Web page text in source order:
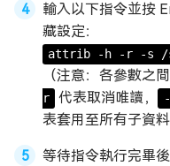
輸入以下指令並按
藏設定：
attrib -h -r -s
（注意：各參數之
r
代表取消唯讀，
表套用至所有子資料
等待指令執行完畢